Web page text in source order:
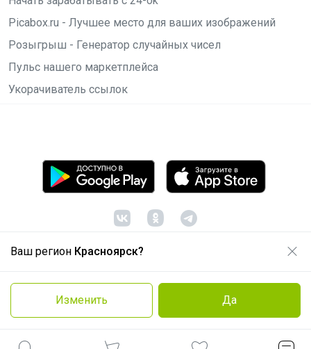
Ваш регион Красноярск?
Изменить Да
Picabox.ru - Лучшее место для ваших изображений
Розыгрыш - Генератор случайных чисел
Пульс нашего маркетплейса
Укорачиватель ссылок
© ООО "Лявита", ОГРН 1122468054070, 2012 -2026
Политика конфиденциальности
Cоглашение пользователя